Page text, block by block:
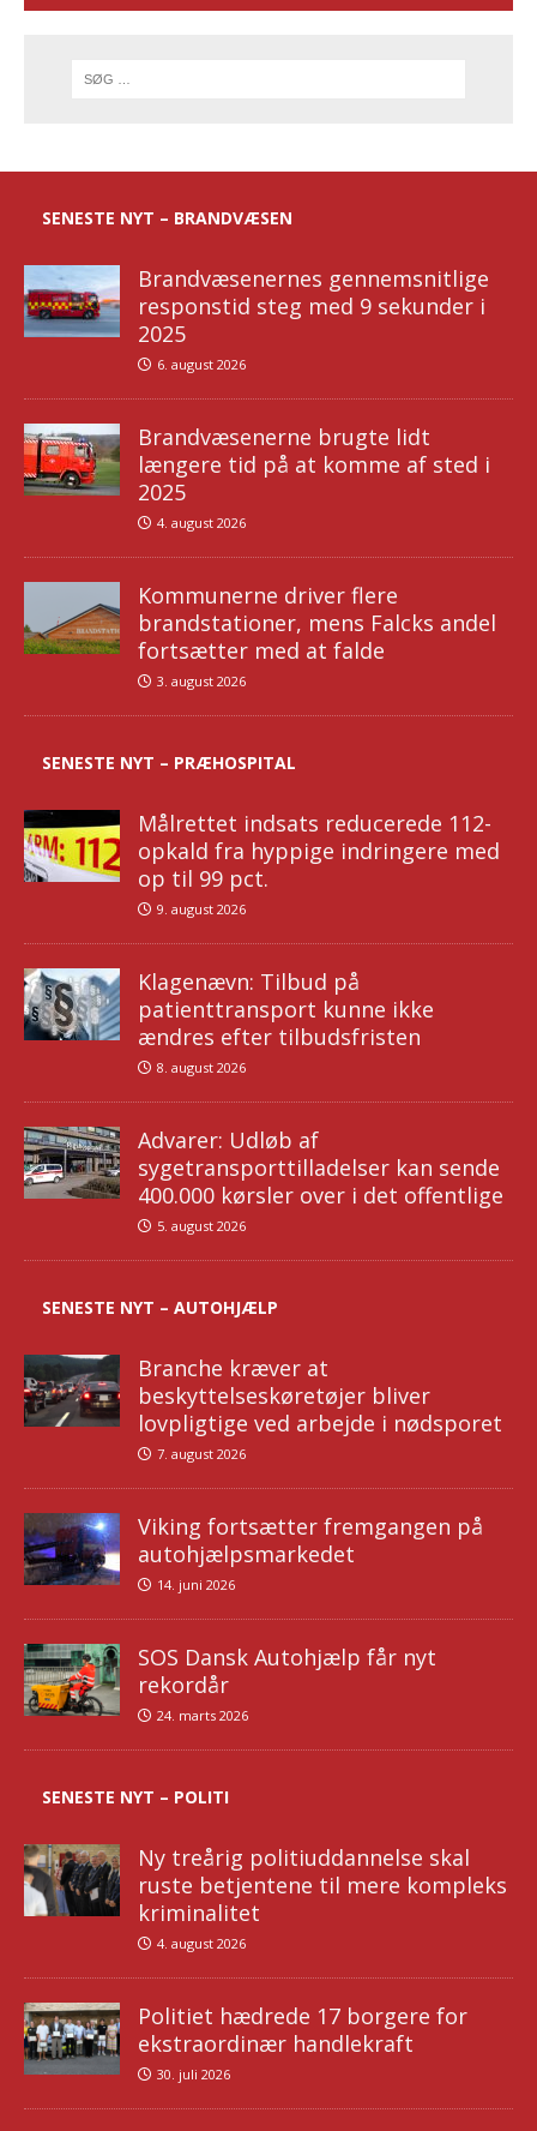
SENESTE NYT – BRANDVÆSEN
Brandvæsenernes gennemsnitlige
responstid steg med 9 sekunder i
2025
6. august 2026
Brandvæsenerne brugte lidt
længere tid på at komme af sted i
2025
4. august 2026
Kommunerne driver flere
brandstationer, mens Falcks andel
fortsætter med at falde
3. august 2026
SENESTE NYT – PRÆHOSPITAL
Målrettet indsats reducerede 112-
opkald fra hyppige indringere med
op til 99 pct.
9. august 2026
Klagenævn: Tilbud på
patienttransport kunne ikke
ændres efter tilbudsfristen
8. august 2026
Advarer: Udløb af
sygetransporttilladelser kan sende
400.000 kørsler over i det offentlige
5. august 2026
SENESTE NYT – AUTOHJÆLP
Branche kræver at
beskyttelseskøretøjer bliver
lovpligtige ved arbejde i nødsporet
7. august 2026
Viking fortsætter fremgangen på
autohjælpsmarkedet
14. juni 2026
SOS Dansk Autohjælp får nyt
rekordår
24. marts 2026
SENESTE NYT – POLITI
Ny treårig politiuddannelse skal
ruste betjentene til mere kompleks
kriminalitet
4. august 2026
Politiet hædrede 17 borgere for
ekstraordinær handlekraft
30. juli 2026